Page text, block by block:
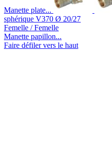
Manette plate...
sphérique V370 Ø 20/27
Femelle / Femelle
Manette papillon...
Faire défiler vers le haut